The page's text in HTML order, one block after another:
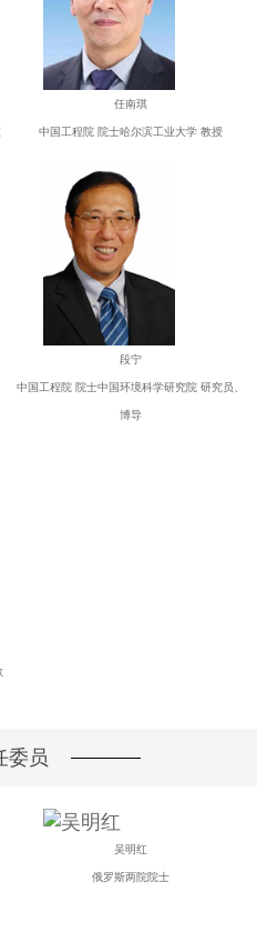
任南琪
中国工程院 院士哈尔滨工业大学 教授
段宁
中国工程院 院士中国环境科学研究院 研究员、
博导
委员
吴明红
俄罗斯两院院士